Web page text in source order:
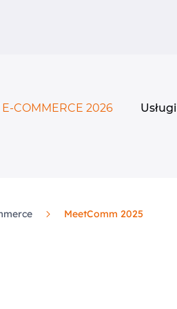
E-COMMERCE 2026 Usługi
MeetComm 2025